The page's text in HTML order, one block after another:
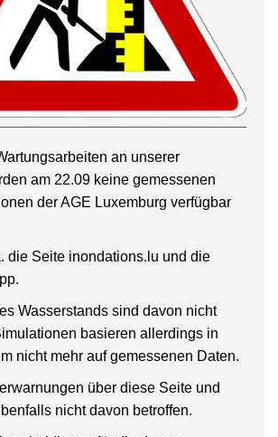
an unserer
am 22.09 keine gemessenen
der AGE Luxemburg verfügbar
die Seite inondations.lu und die
Wasserstands sind davon nicht
basieren allerdings in
nicht mehr auf gemessenen Daten.
über diese Seite und
nicht davon betroffen.